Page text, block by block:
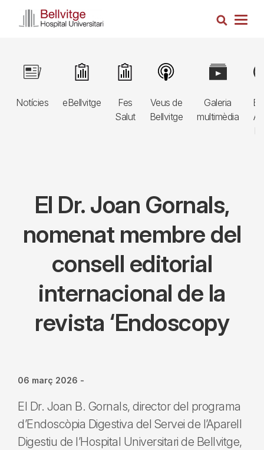
Cerca
Navegació
principal
3r
Notícies
Image
eBellvitge
Image
Fes
Salut
Image
Veus de
Bellvitge
Image
Galeria
multimèdia
Image
El Dr. Joan Gornals,
nomenat membre del
consell editorial
internacional de la
revista ‘Endoscopy
06 març 2026 -
El Dr. Joan B. Gornals, director del programa
d’Endoscòpia Digestiva del Servei de l’Aparell
Digestiu de l’Hospital Universitari de Bellvitge,